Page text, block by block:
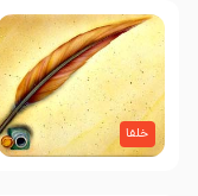
خلفا